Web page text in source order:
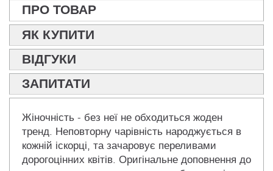
ПРО ТОВАР
ЯК КУПИТИ
ВІДГУКИ
ЗАПИТАТИ
Жіночність - без неї не обходиться жоден
тренд. Неповторну чарівність народжується в
кожній іскорці, та зачаровує переливами
дорогоцінних квітів. Оригінальне доповнення до